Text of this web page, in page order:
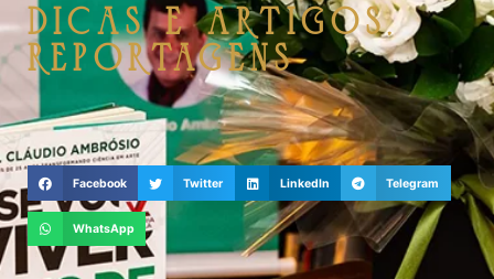
Dicas e Artigos,
Reportagens
Facebook Twitter LinkedIn Telegram
WhatsApp